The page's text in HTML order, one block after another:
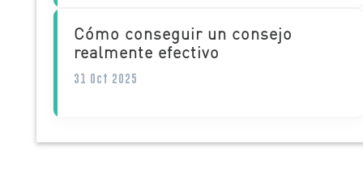
Cómo conseguir un consejo
realmente efectivo
31 Oct 2025